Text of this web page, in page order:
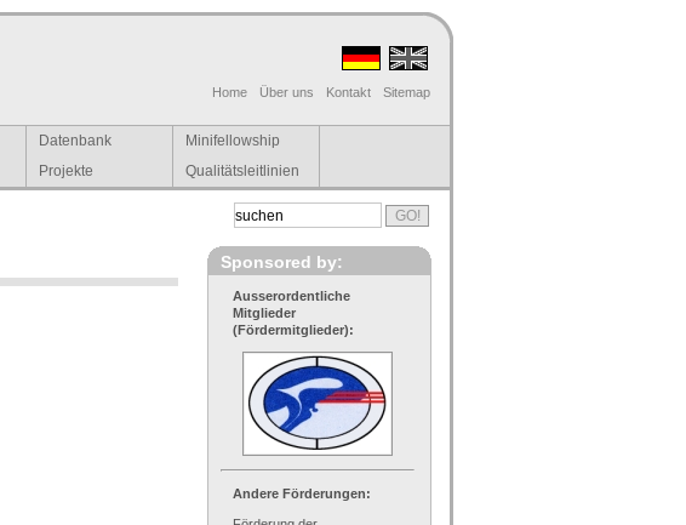
Home Über uns Kontakt Sitemap
Datenbank
Minifellowship
Projekte Qualitätsleitlinien
Sponsored by:
Ausserordentliche
Mitglieder
(Fördermitglieder):
Andere Förderungen: